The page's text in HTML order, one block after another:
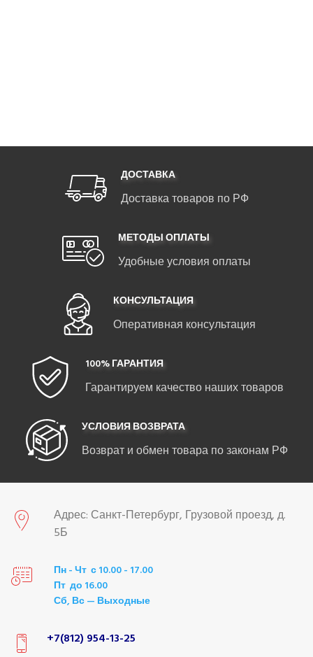
ДОСТАВКА
Доставка товаров по РФ
МЕТОДЫ ОПЛАТЫ
Удобные условия оплаты
КОНСУЛЬТАЦИЯ
Оперативная консультация
100% ГАРАНТИЯ
Гарантируем качество наших товаров
УСЛОВИЯ ВОЗВРАТА
Возврат и обмен товара по законам РФ
Адрес: Санкт-Петербург, Грузовой проезд, д.
5Б
Пн - Чт с 10.00 - 17.00
Пт до 16.00
Сб, Вс — Выходные
+7(812) 954-13-25